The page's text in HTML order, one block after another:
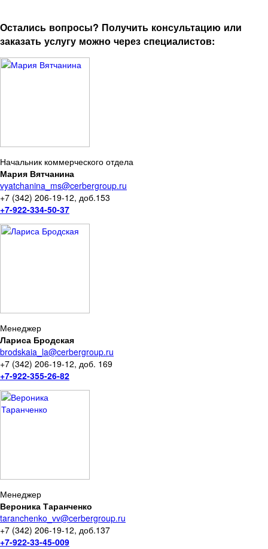
Остались вопросы? Получить консультацию или
заказать услугу можно через специалистов:
Начальник коммерческого отдела
Мария Вятчанина
vyatchanina_ms@cerbergroup.ru
+7 (342) 206-19-12, доб.153
+7-922-334-50-37
Менеджер
Лариса Бродская
brodskaia_la@cerbergroup.ru
+7 (342) 206-19-12, доб. 169
+7-922-355-26-82
Менеджер
Вероника Таранченко
taranchenko_vv@cerbergroup.ru
+7 (342) 206-19-12, доб.137
+7-922-33-45-009